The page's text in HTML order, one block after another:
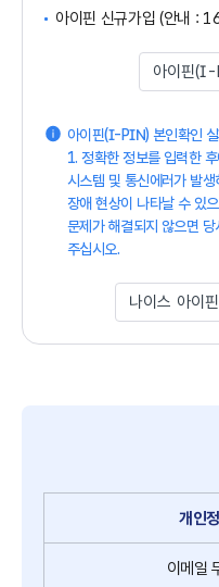
아이핀 신규가입 (안내 :
아이핀(I-
아이핀(I-PIN) 본인확인 실
1. 정확한 정보를 입력한
시스템 및 통신에러가 발
장애 현상이 나타날 수 있
문제가 해결되지 않으면
주십시오.
나이스 아이
개인
이메일